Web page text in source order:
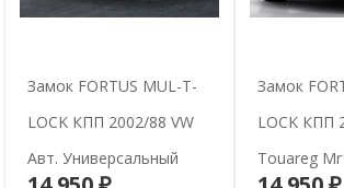
Замок FORTUS MUL-T-
LOCK КПП 2002/88 VW
Авт. Универсальный
Замок
LOCK КПП
Touareg